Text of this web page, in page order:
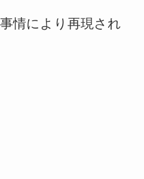
情により再現され